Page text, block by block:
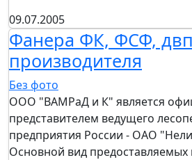
09.07.2005
Фанера ФК, ФСФ,
производителя
Без фото
ООО "ВАМРаД и К" является
представителем ведущего
предприятия России - ОАО
Основной вид предоставляемых